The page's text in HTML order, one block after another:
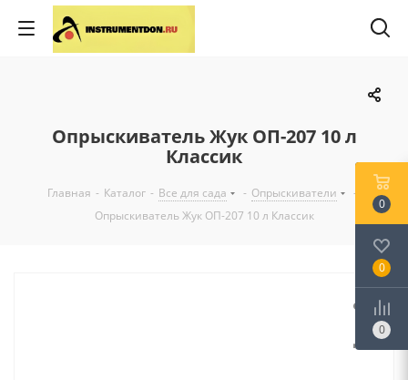
Опрыскиватель Жук ОП-207 10 л
Классик
Главная - Каталог - Все для сада - Опрыскиватели
-
Опрыскиватель Жук ОП-207 10 л Классик
0
0
0